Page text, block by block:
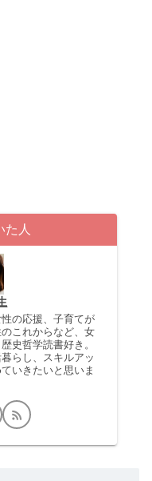
た人
の応援、子育てが
これからなど、女
史哲学読書好き。
らし、スキルアッ
いきたいと思いま